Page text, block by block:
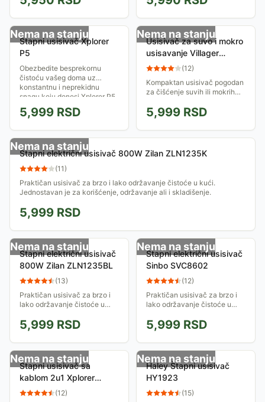
pribora za čišćenje ...</b>
Nema na stanju
Štapni usisivač Xplorer
P5
Obezbedite besprekornu
čistoću vašeg doma uz
konstantnu i neprekidnu
snagu koju donosi Xplorer P5
štapni usisivač sa kablom. Sa
lakoćom se...
5,999 RSD
Nema na stanju
Usisivač za suvo i mokro
usisavanje Villager
VillyVac 10 HU
(12)
Kompaktan usisivač pogodan
za čišćenje suvih ili mokrih
točkićima lako se pomera na
potrebno mesto. Zapremina
posude ovog...
5,999 RSD
Nema na stanju
Štapni električni usisivač 800W Zilan ZLN1235K
(11)
Praktičan usisivač za brzo i lako održavanje čistoće u kući.
Jednostavan je za korišćenje, održavanje ali i skladišenje.
5,999 RSD
Nema na stanju
Štapni električni usisivač
800W Zilan ZLN1235BL
(13)
Praktičan usisivač za brzo i
lako održavanje čistoće u
korišćenje, održavanje ali i
skladišenje.
5,999 RSD
Nema na stanju
Štapni električni usisivač
Sinbo SVC8602
(12)
Praktičan usisivač za brzo i
lako održavanje čistoće u
SVC8602 radi veoma tiho,
nivo buke motora je svega
62db. Poseduje filter...
5,999 RSD
Nema na stanju
Štapni usisivač sa
kablom 2u1 Xplorer
Redkey P5
(12)
Nema na stanju
Haley Štapni usisivač
HY1923
(15)